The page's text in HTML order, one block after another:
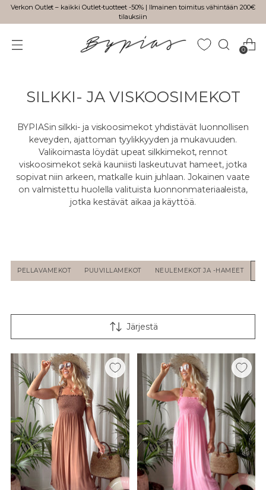
Verkon Outlet – kaikki Outlet-tuotteet -50% | Ilmainen toimitus vähintään 200€
tilauksiin
0
SILKKI- JA VISKOOSIMEKOT
BYPIASin silkki- ja viskoosimekot yhdistävät luonnollisen
keveyden, ajattoman tyylikkyyden ja mukavuuden.
Valikoimasta löydät upeat silkkimekot, rennot
viskoosimekot sekä kauniisti laskeutuvat hameet, jotka
sopivat niin arkeen, matkalle kuin juhlaan. Jokainen vaate
on valmistettu huolella valituista luonnonmateriaaleista,
jotka kestävät aikaa ja käyttöä.
PELLAVAMEKOT PUUVILLAMEKOT NEULEMEKOT JA -HAMEET
Järjestä